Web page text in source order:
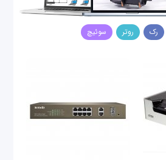
رک روتر سوئیچ